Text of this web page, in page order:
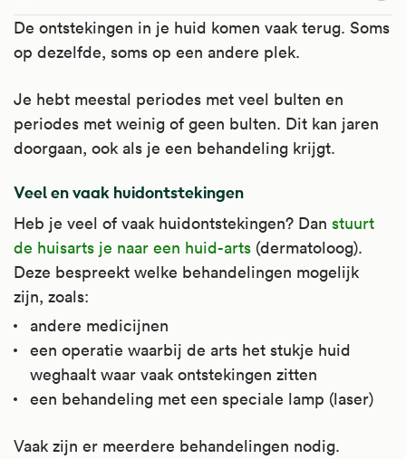
De ontstekingen in je huid komen vaak terug. Soms
op dezelfde, soms op een andere plek.
Je hebt meestal periodes met veel bulten en
periodes met weinig of geen bulten. Dit kan jaren
doorgaan, ook als je een behandeling krijgt.
Veel en vaak huidontstekingen
Heb je veel of vaak huidontstekingen? Dan stuurt
de huisarts je naar een huid-arts (dermatoloog).
Deze bespreekt welke behandelingen mogelijk
zijn, zoals:
andere medicijnen
een operatie waarbij de arts het stukje huid
weghaalt waar vaak ontstekingen zitten
een behandeling met een speciale lamp (laser)
Vaak zijn er meerdere behandelingen nodig.